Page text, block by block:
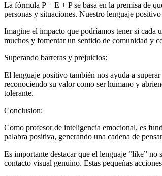
La fórmula P + E + P se basa en la premisa de
personas y situaciones. Nuestro lenguaje
Imagine el impacto que podríamos tener si cada
muchos y fomentar un sentido de comunidad y
Superando barreras y prejuicios:
El lenguaje positivo también nos ayuda a
reconociendo su valor como ser humano y
tolerante.
Conclusion:
Como profesor de inteligencia emocional, es
palabra positiva, generando una cadena de
Es importante destacar que el lenguaje “like”
contacto visual genuino. Estas pequeñas